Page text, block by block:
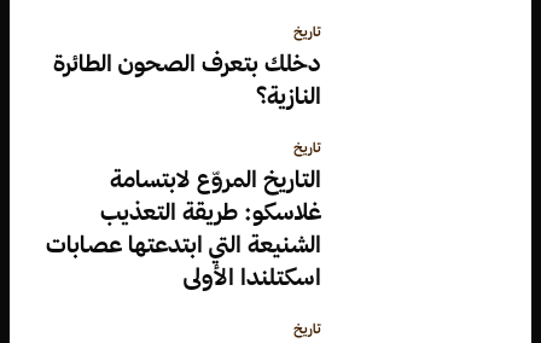
تاريخ
دخلك بتعرف الصحون الطائرة
النازية؟
تاريخ
التاريخ المروّع لابتسامة
غلاسكو: طريقة التعذيب
الشنيعة التي ابتدعتها عصابات
اسكتلندا الأولى
تاريخ